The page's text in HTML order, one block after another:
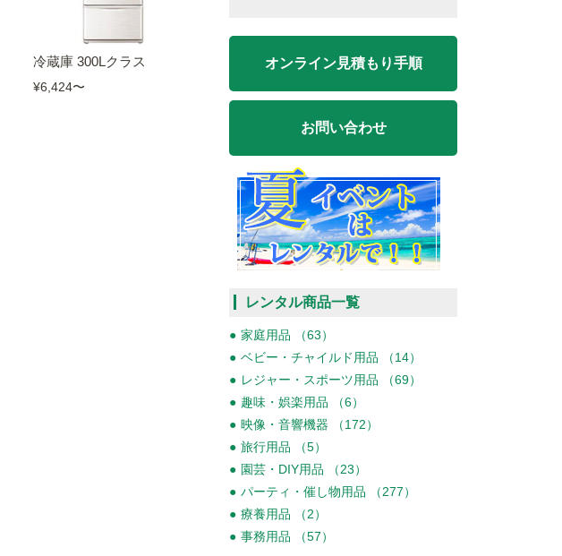
冷蔵庫 300Lクラス
¥6,424〜
オンライン見積もり手順
お問い合わせ
レンタル商品一覧
家庭用品 （63）
ベビー・チャイルド用品 （14）
レジャー・スポーツ用品 （69）
趣味・娯楽用品 （6）
映像・音響機器 （172）
旅行用品 （5）
園芸・DIY用品 （23）
パーティ・催し物用品 （277）
療養用品 （2）
事務用品 （57）